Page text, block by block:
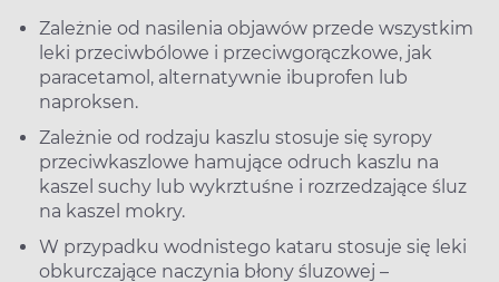
Zależnie od nasilenia objawów przede wszystkim
leki przeciwbólowe i przeciwgorączkowe, jak
paracetamol, alternatywnie ibuprofen lub
naproksen.
Zależnie od rodzaju kaszlu stosuje się syropy
przeciwkaszlowe hamujące odruch kaszlu na
kaszel suchy lub wykrztuśne i rozrzedzające śluz
na kaszel mokry.
W przypadku wodnistego kataru stosuje się leki
obkurczające naczynia błony śluzowej –